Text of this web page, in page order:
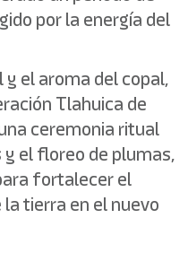
por la energía del
y el aroma del copal,
Tlahuica de
ceremonia ritual
el floreo de plumas,
fortalecer el
tierra en el nuevo